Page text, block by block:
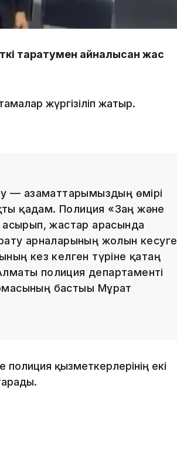
таратумен айналысқан жас
жүргізіліп жатыр.
— азаматтарымыздың өмірі
қадам. Полиция «Заң және
асырып, жастар арасында
арналарының жолын кесуге
кез келген түріне қатаң
полиция департаменті
бастығы Мұрат
полиция қызметкерлерінің екі